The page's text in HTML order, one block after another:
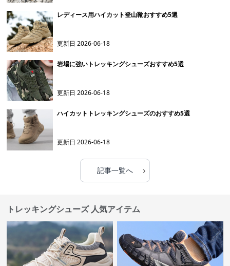
レディース用ハイカット登山靴おすすめ5選
更新日2026-06-18
岩場に強いトレッキングシューズおすすめ5選
更新日2026-06-18
ハイカットトレッキングシューズのおすすめ5選
更新日2026-06-18
記事一覧へ ›
トレッキングシューズ 人気アイテム